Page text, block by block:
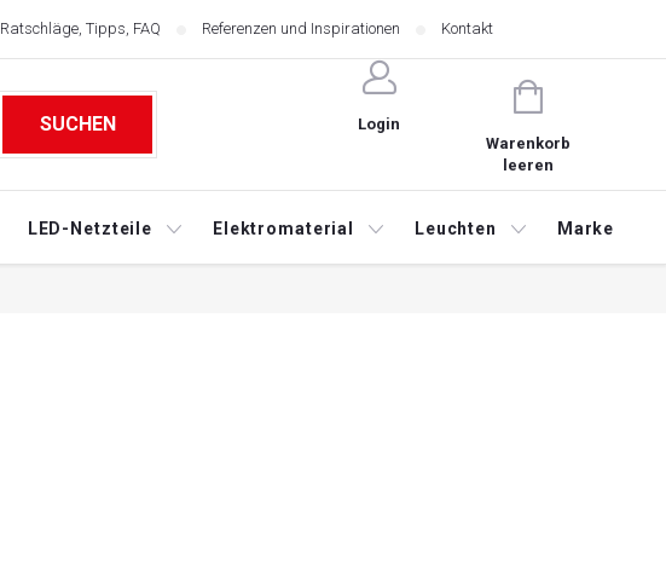
Ratschläge, Tipps, FAQ Referenzen und Inspirationen Kontakt
SUCHEN Login
WARENKORB
Warenkorb
leeren
LED-Netzteile Elektromaterial Leuchten Marketing